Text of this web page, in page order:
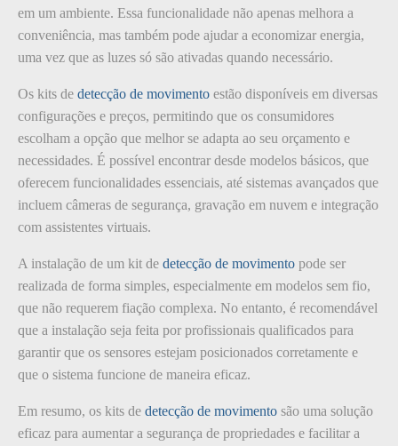
em um ambiente. Essa funcionalidade não apenas melhora a
conveniência, mas também pode ajudar a economizar energia,
uma vez que as luzes só são ativadas quando necessário.
Os kits de detecção de movimento estão disponíveis em diversas
configurações e preços, permitindo que os consumidores
escolham a opção que melhor se adapta ao seu orçamento e
necessidades. É possível encontrar desde modelos básicos, que
oferecem funcionalidades essenciais, até sistemas avançados que
incluem câmeras de segurança, gravação em nuvem e integração
com assistentes virtuais.
A instalação de um kit de detecção de movimento pode ser
realizada de forma simples, especialmente em modelos sem fio,
que não requerem fiação complexa. No entanto, é recomendável
que a instalação seja feita por profissionais qualificados para
garantir que os sensores estejam posicionados corretamente e
que o sistema funcione de maneira eficaz.
Em resumo, os kits de detecção de movimento são uma solução
eficaz para aumentar a segurança de propriedades e facilitar a